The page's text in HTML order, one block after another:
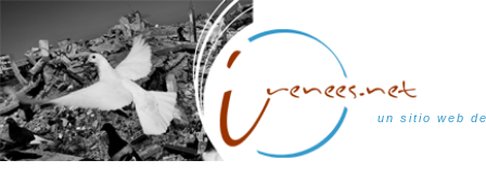
un sitio web